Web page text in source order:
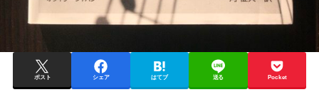
ポスト シェア はてブ 送る Pocket